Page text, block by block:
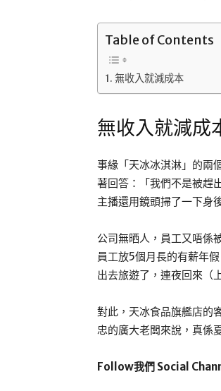
Table of Contents
無收入就減成本
無收入就減成
事緣「天冰冰淇淋」的兩
著回答：「我們不是被趕
主播還用鏡頭掃了一下身
公司無晒人，員工又唔係
員工放5個月長的有薪年
出去旅遊了，連夜回來（
對此，天冰食品旗艦店的
忠的廣大老闆來說，真係
Follow我們 Social